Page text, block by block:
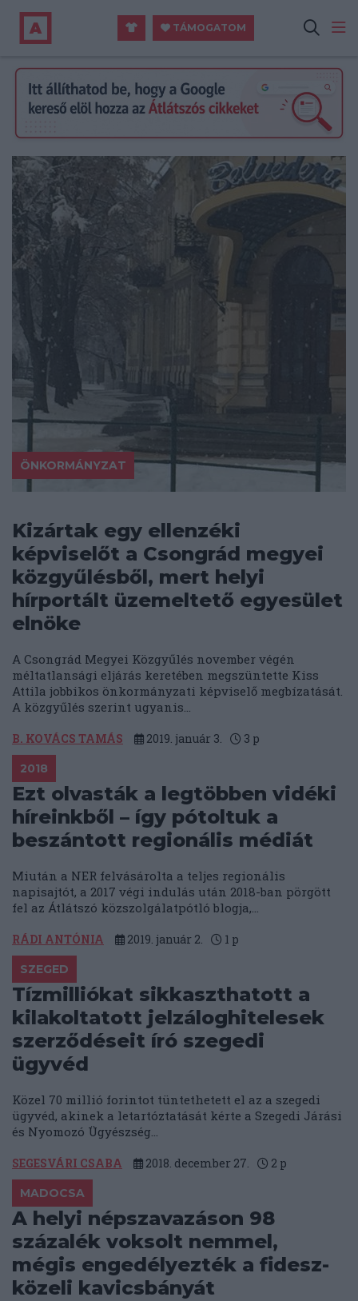
TÁMOGATOM
ÖNKORMÁNYZAT
Kizártak egy ellenzéki
képviselőt a Csongrád megyei
közgyűlésből, mert helyi
hírportált üzemeltető egyesület
elnöke
A Csongrád Megyei Közgyűlés november végén
méltatlansági eljárás keretében megszüntette Kiss
Attila jobbikos önkormányzati képviselő megbízatását.
A közgyűlés szerint ugyanis...
B. KOVÁCS TAMÁS 2019. január 3. 3 p
2018
Ezt olvasták a legtöbben vidéki
híreinkből – így pótoltuk a
beszántott regionális médiát
Miután a NER felvásárolta a teljes regionális
napisajtót, a 2017 végi indulás után 2018-ban pörgött
fel az Átlátszó közszolgálatpótló blogja,...
RÁDI ANTÓNIA 2019. január 2. 1 p
SZEGED
Tízmilliókat sikkaszthatott a
kilakoltatott jelzáloghitelesek
szerződéseit író szegedi
ügyvéd
Közel 70 millió forintot tüntethetett el az a szegedi
ügyvéd, akinek a letartóztatását kérte a Szegedi Járási
és Nyomozó Ügyészség...
SEGESVÁRI CSABA 2018. december 27. 2 p
MADOCSA
A helyi népszavazáson 98
százalék voksolt nemmel,
mégis engedélyezték a fidesz-
közeli kavicsbányát